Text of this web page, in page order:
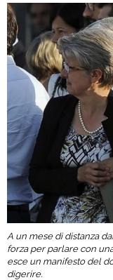
A un mese di distanza
forza per parlare con
esce un manifesto del
digerire.